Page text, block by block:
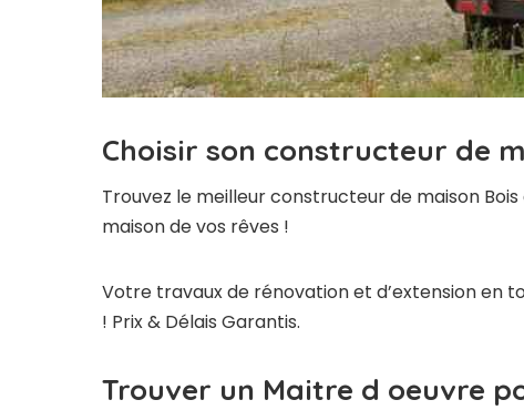
Choisir son constructeur de
Trouvez le meilleur constructeur de maison
maison de vos rêves !
Votre travaux de rénovation et d’extension en
! Prix & Délais Garantis.
Trouver un Maitre d oeuvre